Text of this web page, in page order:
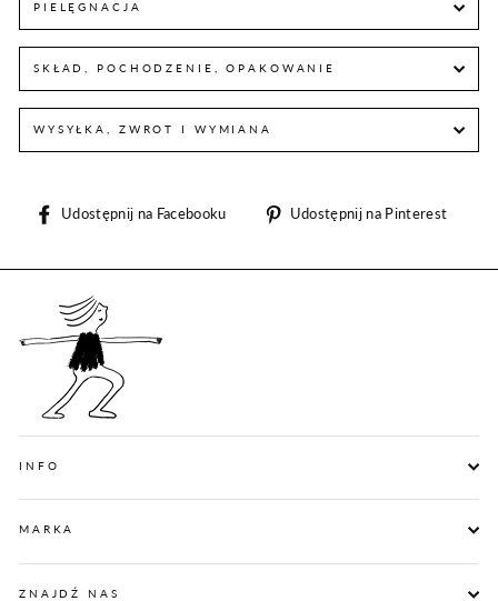
PIELĘGNACJA
SKŁAD, POCHODZENIE, OPAKOWANIE
WYSYŁKA, ZWROT I WYMIANA
Udostępnij na Facebooku
UdostępnijUdostępnij na Pinterest
INFO
MARKA
ZNAJDŹ NAS